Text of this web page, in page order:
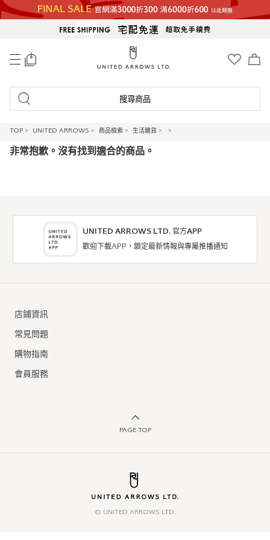
搜尋商品
TOP > UNITED ARROWS > 商品檢索 > 生活雜貨 > >
非常抱歉。沒有找到適合的商品。
UNITED ARROWS LTD. 官方APP
歡迎下載APP，鎖定最新情報與專屬推播通知
店鋪資訊
常見問題
購物指南
會員服務
PAGE TOP
© UNITED ARROWS LTD.